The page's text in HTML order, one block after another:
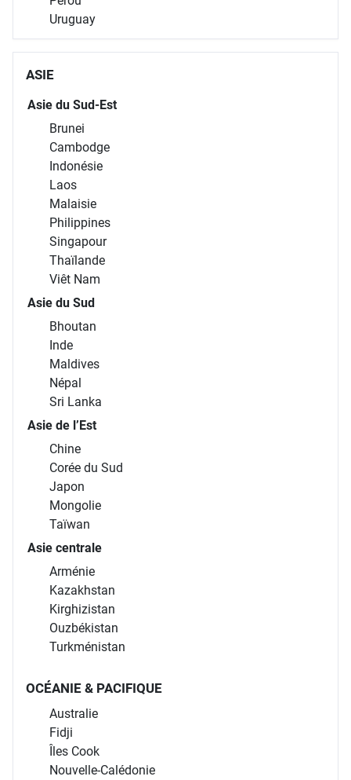
Uruguay
ASIE
Asie du Sud-Est
Brunei
Cambodge
Indonésie
Laos
Malaisie
Philippines
Singapour
Thaïlande
Viêt Nam
Asie du Sud
Bhoutan
Inde
Maldives
Népal
Sri Lanka
Asie de l’Est
Chine
Corée du Sud
Japon
Mongolie
Taïwan
Asie centrale
Arménie
Kazakhstan
Kirghizistan
Ouzbékistan
Turkménistan
OCÉANIE & PACIFIQUE
Australie
Fidji
Îles Cook
Nouvelle-Calédonie